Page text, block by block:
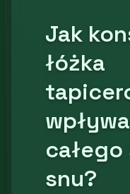
Jak
łóżka
snu?